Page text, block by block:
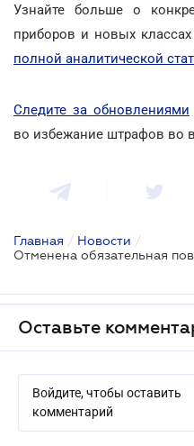
Узнайте больше о
приборов и новых
полной аналитической
Следите за обновлениями
во избежание штрафов во
Главная / Новости /
Оставьте
Войдите, чтобы оставить
комментарий